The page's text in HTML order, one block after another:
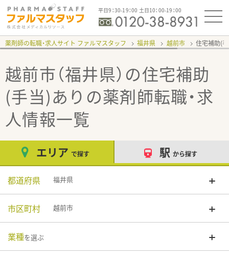
平日9：30-19：00 土日10：00-19：00
薬剤師の転職・求人サイト ファルマスタッフ 福井県 越前市 住宅補助(
越前市（福井県）の住宅補助
(手当)あり の薬剤師転職・求
人情報一覧
エリア で探す 駅 から探す
都道府県 福井県
市区町村 越前市
業種を選ぶ